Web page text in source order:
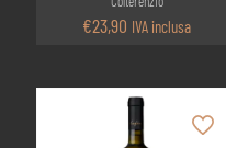
€23,90 IVA inclusa